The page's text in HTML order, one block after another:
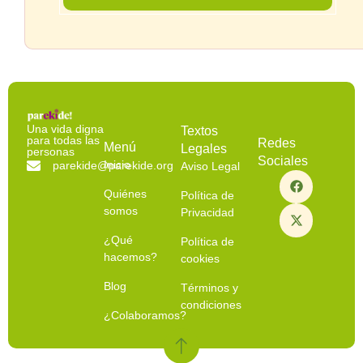
Una vida digna
para todas las
personas
parekide@parekide.org
Menú
Inicio
Quiénes
somos
¿Qué
hacemos?
Blog
¿Colaboramos?
Textos
Legales
Aviso Legal
Política de
Privacidad
Política de
cookies
Términos y
condiciones
Redes
Sociales